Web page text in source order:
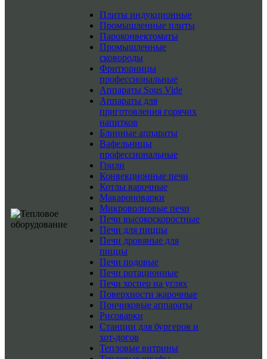
Плиты индукционные
Промышленные плиты
Пароконвектоматы
Промышленные
сковороды
Фритюрницы
профессиональные
Аппараты Sous Vide
Аппараты для
приготовления горячих
напитков
Блинные аппараты
Вафельницы
профессиональные
Грили
Конвекционные печи
Котлы варочные
Макароноварки
Микроволновые печи
Печи высокоскоростные
Печи для пиццы
Печи дровяные для
пиццы
Печи подовые
Печи ротационные
Печи хоспер на углях
Поверхности жарочные
Пончиковые аппараты
Рисоварки
Станции для бургеров и
хот-догов
Тепловые витрины